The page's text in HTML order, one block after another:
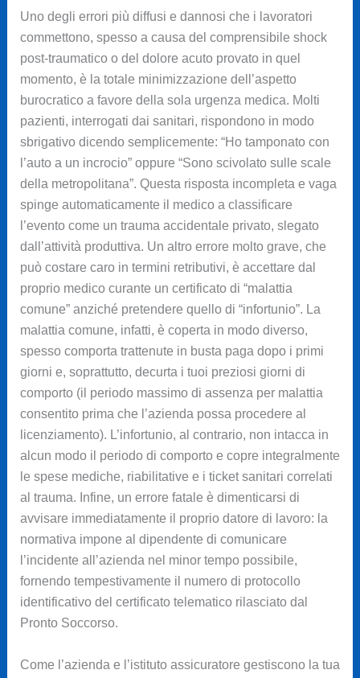
Uno degli errori più diffusi e dannosi che i lavoratori
commettono, spesso a causa del comprensibile shock
post-traumatico o del dolore acuto provato in quel
momento, è la totale minimizzazione dell’aspetto
burocratico a favore della sola urgenza medica. Molti
pazienti, interrogati dai sanitari, rispondono in modo
sbrigativo dicendo semplicemente: “Ho tamponato con
l’auto a un incrocio” oppure “Sono scivolato sulle scale
della metropolitana”. Questa risposta incompleta e vaga
spinge automaticamente il medico a classificare
l’evento come un trauma accidentale privato, slegato
dall’attività produttiva. Un altro errore molto grave, che
può costare caro in termini retributivi, è accettare dal
proprio medico curante un certificato di “malattia
comune” anziché pretendere quello di “infortunio”. La
malattia comune, infatti, è coperta in modo diverso,
spesso comporta trattenute in busta paga dopo i primi
giorni e, soprattutto, decurta i tuoi preziosi giorni di
comporto (il periodo massimo di assenza per malattia
consentito prima che l’azienda possa procedere al
licenziamento). L’infortunio, al contrario, non intacca in
alcun modo il periodo di comporto e copre integralmente
le spese mediche, riabilitative e i ticket sanitari correlati
al trauma. Infine, un errore fatale è dimenticarsi di
avvisare immediatamente il proprio datore di lavoro: la
normativa impone al dipendente di comunicare
l’incidente all’azienda nel minor tempo possibile,
fornendo tempestivamente il numero di protocollo
identificativo del certificato telematico rilasciato dal
Pronto Soccorso.
Come l’azienda e l’istituto assicuratore gestiscono la tua